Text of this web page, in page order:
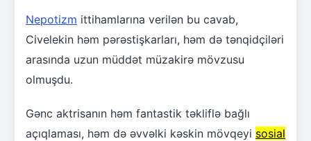
Nepotizm ittihamlarına verilən bu cavab,
Civelekin həm pərəstişkarları, həm də tənqidçiləri
arasında uzun müddət müzakirə mövzusu
olmuşdu.
Gənc aktrisanın həm fantastik təkliflə bağlı
açıqlaması, həm də əvvəlki kəskin mövqeyi sosial